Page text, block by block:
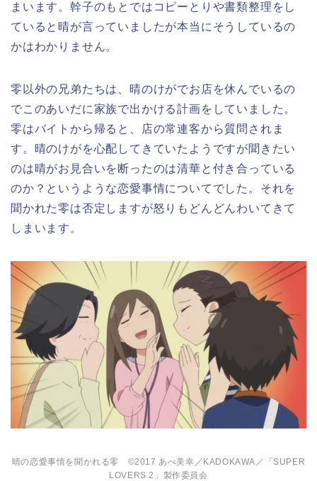
まいます。幹子のもとではコピーとりや書類整理をし
ていると晴が言っていましたが本当にそうしているの
かはわかりません。
零以外の兄弟たちは、晴のけがでお店を休んでいるの
でこのあいだに家族で出かける計画をしていました。
零はバイトから帰ると、店の常連客から質問されま
す。晴のけがを心配してきていたようですが聞きたい
のは晴がお見合いを断ったのは清華と付き合っている
のか？というような恋愛事情についてでした。それを
聞かれた零は否定しますが怒りもどんどんわいてきて
しまいます。
晴の恋愛事情を聞かれる零 ©2017 あべ美幸／KADOKAWA／「SUPER
LOVERS 2」製作委員会